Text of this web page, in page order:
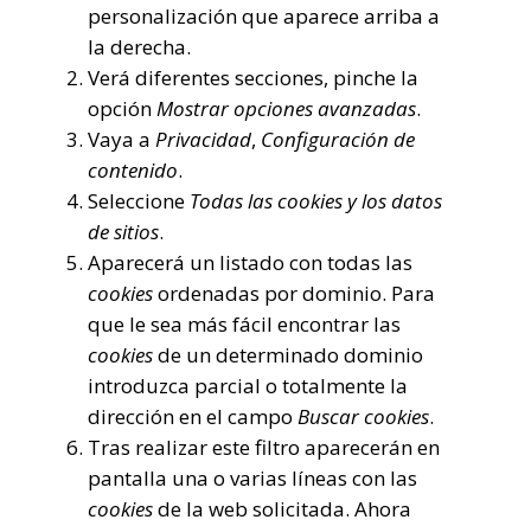
personalización que aparece arriba a
la derecha.
Verá diferentes secciones, pinche la
opciónMostrar opciones avanzadas.
Vaya a Privacidad, Configuración de
contenido.
Seleccione Todas lascookiesy los datos
de sitios.
Aparecerá un listado con todas las
cookiesordenadas por dominio. Para
que le sea más fácil encontrar las
cookiesde un determinado dominio
introduzca parcial o totalmente la
dirección en el campo Buscar cookies.
Tras realizar este filtro aparecerán en
pantalla una o varias líneas con las
cookiesde la web solicitada. Ahora